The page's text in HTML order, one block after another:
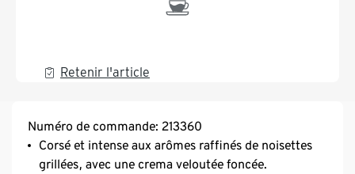
Retenir l'article
Numéro de commande: 213360
Corsé et intense aux arômes raffinés de noisettes
grillées, avec une crema veloutée foncée.